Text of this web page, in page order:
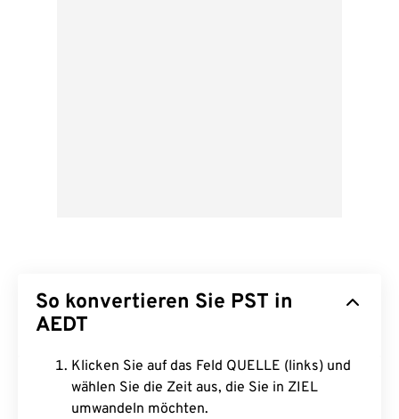
So konvertieren Sie PST in
AEDT
Klicken Sie auf das Feld QUELLE (links) und
wählen Sie die Zeit aus, die Sie in ZIEL
umwandeln möchten.